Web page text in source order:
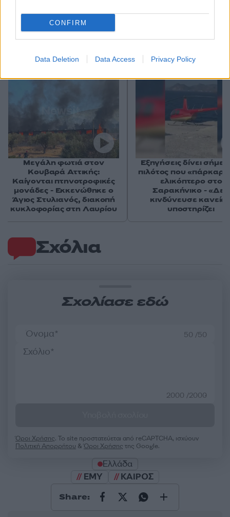
CONFIRM
Data Deletion Data Access Privacy Policy
Σχόλια
Σχολίασε εδώ
50 /50
2000 /2000
Όροι Χρήσης. Το site προστατεύεται από reCAPTCHA, ισχύουν
Πολιτική Απορρήτου &Όροι Χρήσης της Google.
Ελλάδα
ΕΜΥ
ΚΑΙΡΟΣ
Share:
Μεγάλη φωτιά στον
Κουβαρά Αττικής:
Καίγονται πτηνοτροφικές
μονάδες - Εκκενώθηκε ο
Άγιος Στυλιανός, διακοπή
κυκλοφορίας στη Λαυρίου
Εξηγήσεις δίνει
πιλότος που
ελικόπτερο στο
Σαρακήνικο - «Δεν
κινδύνευσε
υποστηρίζει